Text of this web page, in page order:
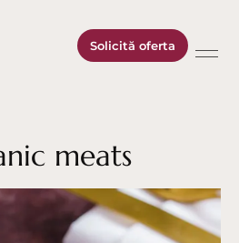
Solicită oferta
meats